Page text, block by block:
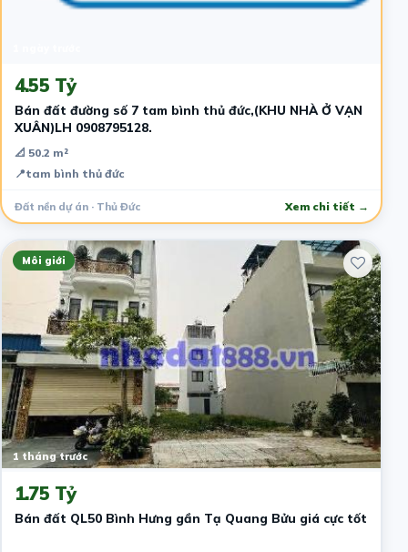
4.55 Tỷ
Bán đất đường số 7 tam bình thủ đức,(KHU NHÀ Ở VẠN
XUÂN)LH 0908795128.
📐 50.2 m²
📍tam bình thủ đức
Đất nền dự án · Thủ Đức Xem chi tiết →
Môi giới
1 tháng trước
1.75 Tỷ
Bán đất QL50 Bình Hưng gần Tạ Quang Bửu giá cực tốt